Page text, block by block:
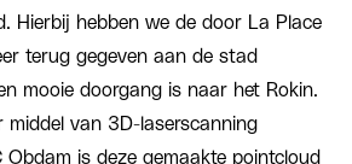
Hierbij hebben we de door La Place
terug gegeven aan de stad
mooie doorgang is naar het Rokin.
middel van 3D-laserscanning
Obdam is deze gemaakte pointcloud